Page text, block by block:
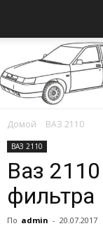
Домой ВАЗ 2110
ВАЗ 2110
Ваз
фильтра
По admin - 20.07.2017